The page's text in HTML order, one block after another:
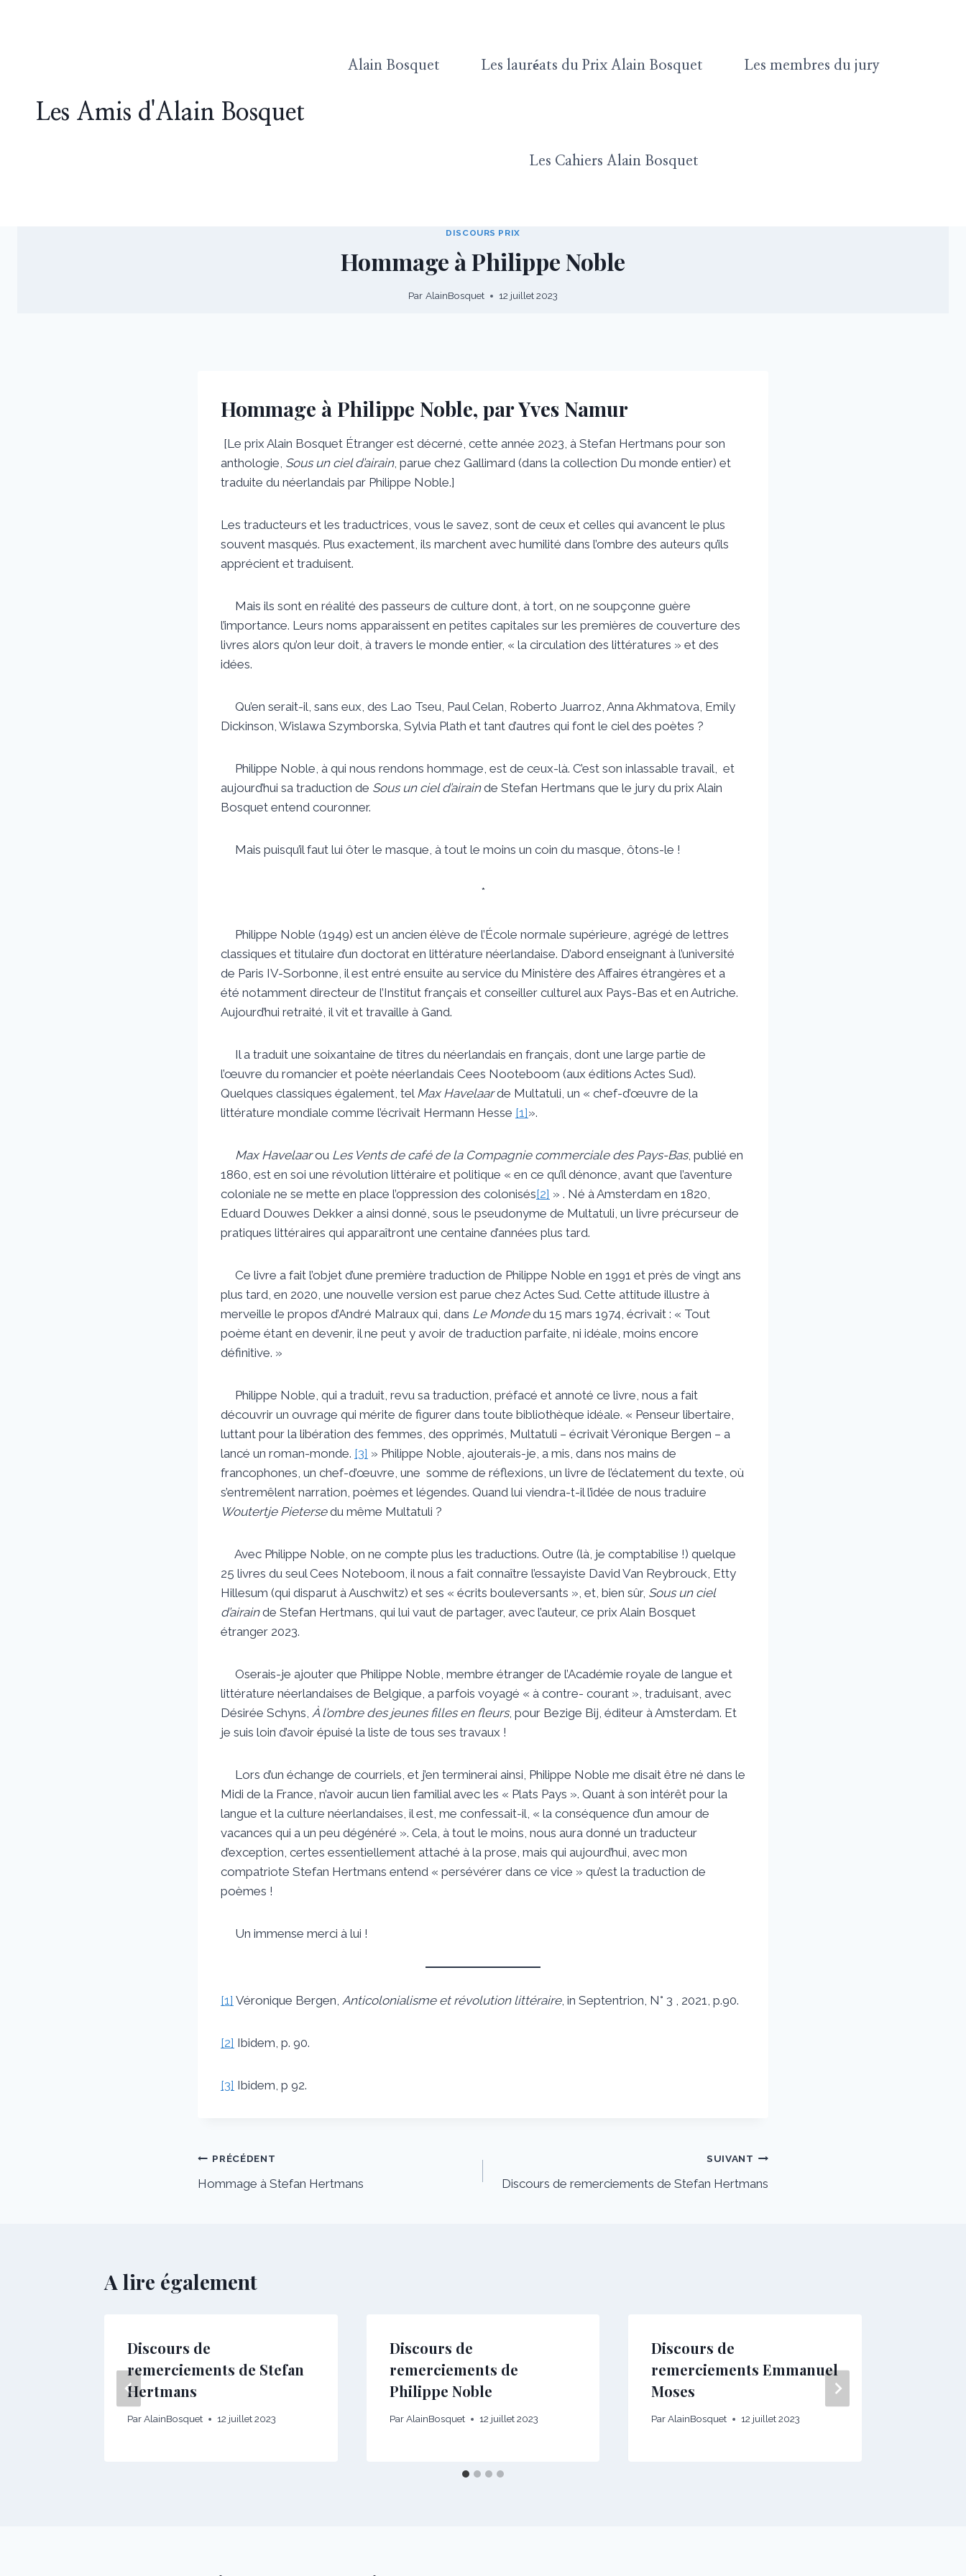
Les Amis d'Alain Bosquet
Alain Bosquet Les lauréats du Prix Alain Bosquet Les membres du jury
Les Cahiers Alain Bosquet
DISCOURS PRIX
Hommage à Philippe Noble
Par AlainBosquet 12 juillet 2023
Hommage à Philippe Noble, par Yves Namur
[Le prix Alain Bosquet Étranger est décerné, cette année 2023, à Stefan Hertmans pour son
anthologie, Sous un ciel d’airain, parue chez Gallimard (dans la collection Du monde entier) et
traduite du néerlandais par Philippe Noble.]
Les traducteurs et les traductrices, vous le savez, sont de ceux et celles qui avancent le plus
souvent masqués. Plus exactement, ils marchent avec humilité dans l’ombre des auteurs qu’ils
apprécient et traduisent.
Mais ils sont en réalité des passeurs de culture dont, à tort, on ne soupçonne guère
l’importance. Leurs noms apparaissent en petites capitales sur les premières de couverture des
livres alors qu’on leur doit, à travers le monde entier, « la circulation des littératures » et des
idées.
Qu’en serait-il, sans eux, des Lao Tseu, Paul Celan, Roberto Juarroz, Anna Akhmatova, Emily
Dickinson, Wislawa Szymborska, Sylvia Plath et tant d’autres qui font le ciel des poètes ?
Philippe Noble, à qui nous rendons hommage, est de ceux-là. C’est son inlassable travail, et
aujourd’hui sa traduction de Sous un ciel d’airainde Stefan Hertmans que le jury du prix Alain
Bosquet entend couronner.
Mais puisqu’il faut lui ôter le masque, à tout le moins un coin du masque, ôtons-le !
*
Philippe Noble (1949) est un ancien élève de l’École normale supérieure, agrégé de lettres
classiques et titulaire d’un doctorat en littérature néerlandaise. D’abord enseignant à l’université
de Paris IV-Sorbonne, il est entré ensuite au service du Ministère des Affaires étrangères et a
été notamment directeur de l’Institut français et conseiller culturel aux Pays-Bas et en Autriche.
Aujourd’hui retraité, il vit et travaille à Gand.
Il a traduit une soixantaine de titres du néerlandais en français, dont une large partie de
l’œuvre du romancier et poète néerlandais Cees Nooteboom (aux éditions Actes Sud).
Quelques classiques également, tel Max Havelaarde Multatuli, un « chef-d’œuvre de la
littérature mondiale comme l’écrivait Hermann Hesse [1]».
Max Havelaarou Les Vents de café de la Compagnie commerciale des Pays-Bas, publié en
1860, est en soi une révolution littéraire et politique « en ce qu’il dénonce, avant que l’aventure
coloniale ne se mette en place l’oppression des colonisés[2] » . Né à Amsterdam en 1820,
Eduard Douwes Dekker a ainsi donné, sous le pseudonyme de Multatuli, un livre précurseur de
pratiques littéraires qui apparaîtront une centaine d’années plus tard.
Ce livre a fait l’objet d’une première traduction de Philippe Noble en 1991 et près de vingt ans
plus tard, en 2020, une nouvelle version est parue chez Actes Sud. Cette attitude illustre à
merveille le propos d’André Malraux qui, dans Le Mondedu 15 mars 1974, écrivait : « Tout
poème étant en devenir, il ne peut y avoir de traduction parfaite, ni idéale, moins encore
définitive. »
Philippe Noble, qui a traduit, revu sa traduction, préfacé et annoté ce livre, nous a fait
découvrir un ouvrage qui mérite de figurer dans toute bibliothèque idéale. « Penseur libertaire,
luttant pour la libération des femmes, des opprimés, Multatuli – écrivait Véronique Bergen – a
lancé un roman-monde. [3] » Philippe Noble, ajouterais-je, a mis, dans nos mains de
francophones, un chef-d’œuvre, une somme de réflexions, un livre de l’éclatement du texte, où
s’entremêlent narration, poèmes et légendes. Quand lui viendra-t-il l’idée de nous traduire
Woutertje Pietersedu même Multatuli ?
Avec Philippe Noble, on ne compte plus les traductions. Outre (là, je comptabilise !) quelque
25 livres du seul Cees Noteboom, il nous a fait connaître l’essayiste David Van Reybrouck, Etty
Hillesum (qui disparut à Auschwitz) et ses « écrits bouleversants », et, bien sûr, Sous un ciel
d’airainde Stefan Hertmans, qui lui vaut de partager, avec l’auteur, ce prix Alain Bosquet
étranger 2023.
Oserais-je ajouter que Philippe Noble, membre étranger de l’Académie royale de langue et
littérature néerlandaises de Belgique, a parfois voyagé « à contre- courant », traduisant, avec
Désirée Schyns, À l’ombre des jeunes filles en fleurs, pour Bezige Bij, éditeur à Amsterdam. Et
je suis loin d’avoir épuisé la liste de tous ses travaux !
Lors d’un échange de courriels, et j’en terminerai ainsi, Philippe Noble me disait être né dans le
Midi de la France, n’avoir aucun lien familial avec les « Plats Pays ». Quant à son intérêt pour la
langue et la culture néerlandaises, il est, me confessait-il, « la conséquence d’un amour de
vacances qui a un peu dégénéré ». Cela, à tout le moins, nous aura donné un traducteur
d’exception, certes essentiellement attaché à la prose, mais qui aujourd’hui, avec mon
compatriote Stefan Hertmans entend « persévérer dans ce vice » qu’est la traduction de
poèmes !
Un immense merci à lui !
[1] Véronique Bergen, Anticolonialisme et révolution littéraire, in Septentrion, N° 3 , 2021, p.90.
[2] Ibidem, p. 90.
[3] Ibidem, p 92.
Navigation
de
PRÉCÉDENT
Hommage à Stefan Hertmans
SUIVANT
Discours de remerciements de Stefan Hertmans
A lire également
Discours de
remerciements de Stefan
Hertmans
ParAlainBosquet 12 juillet 2023
Discours de
remerciements de
Philippe Noble
Par AlainBosquet 12 juillet 2023
Discours de
remerciements Emmanuel
Moses
Par AlainBosquet 12 juillet 2023